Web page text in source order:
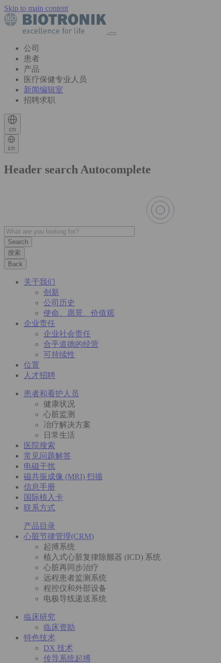
Skip to main content
公司
患者
产品
医疗保健专业人员
新闻编辑室
招聘求职
cn
cn
Header search Autocomplete
搜索
Back
关于我们
创新
公司历史
使命、愿景、价值观
企业责任
企业社会责任
合乎道德的经营
可持续性
位置
人才招聘
患者和看护人员
健康状况
心脏监测
冶疗解决方案
日常生活
医院搜索
常见问题解答
电磁干扰
磁共振成像 (MRI) 扫描
信息手册
国际植入卡
联系方式
产品目录
心脏节律管理(CRM)
起搏系统
植入式心脏复律除颤器 (ICD) 系统
心脏再同步治疗
远程患者监测系统
程控仪和外部设备
电极导线递送系统
临床研究
临床资助
特色技术
DX 技术
传导系统起搏